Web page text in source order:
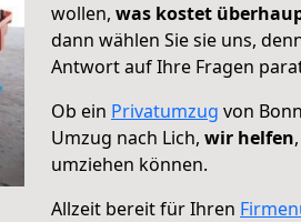
wollen, was kostet
dann wählen Sie sie uns,
Antwort auf Ihre Fragen
Ob ein Privatumzug von
Umzug nach Lich, wir helfen
umziehen können.
Allzeit bereit für Ihren